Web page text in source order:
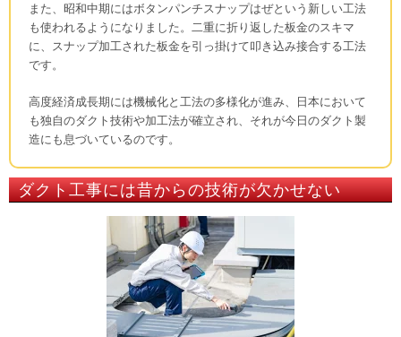
また、昭和中期にはボタンパンチスナップはぜという新しい工法
も使われるようになりました。二重に折り返した板金のスキマ
に、スナップ加工された板金を引っ掛けて叩き込み接合する工法
です。
高度経済成長期には機械化と工法の多様化が進み、日本において
も独自のダクト技術や加工法が確立され、それが今日のダクト製
造にも息づいているのです。
ダクト工事には昔からの技術が欠かせない